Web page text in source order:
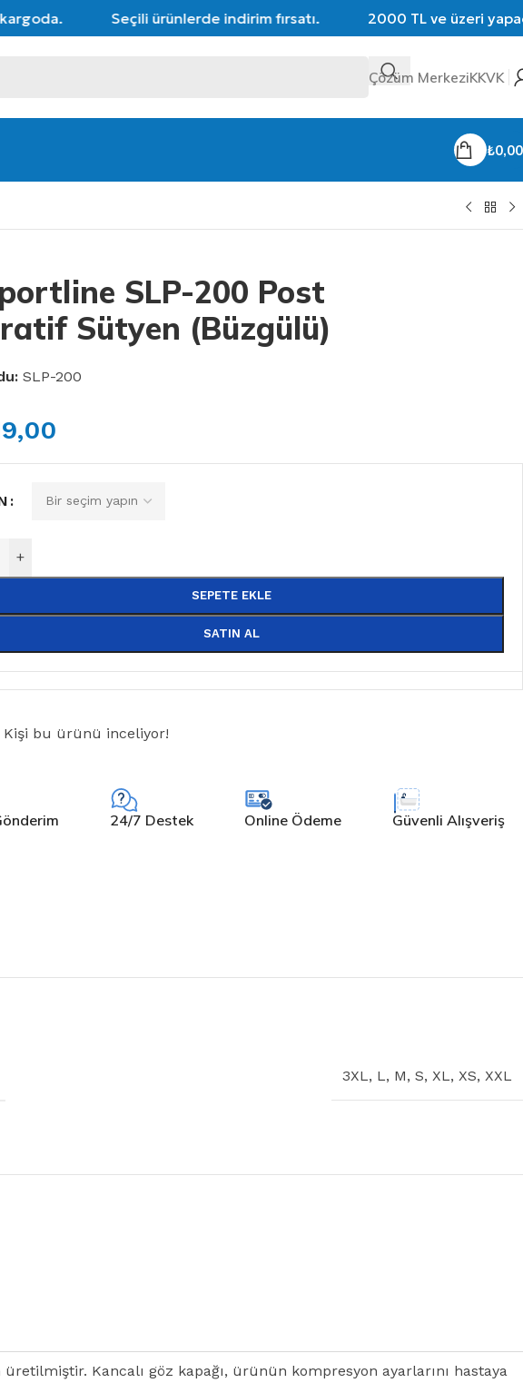
Seçili ürünlerde indirim fırsatı. 2000 TL ve üzeri
Çözüm MerkeziKKVK
₺0,00
SLP-200 Post
Sütyen (Büzgülü)
SLP-200
+
SEPETE EKLE
SATIN AL
Kişi bu ürünü inceliyor!
24/7 Destek Online Ödeme Güvenli Alışveriş
3XL, L, M, S, XL, XS, XXL
Kancalı göz kapağı, ürünün kompresyon ayarlarını hastaya